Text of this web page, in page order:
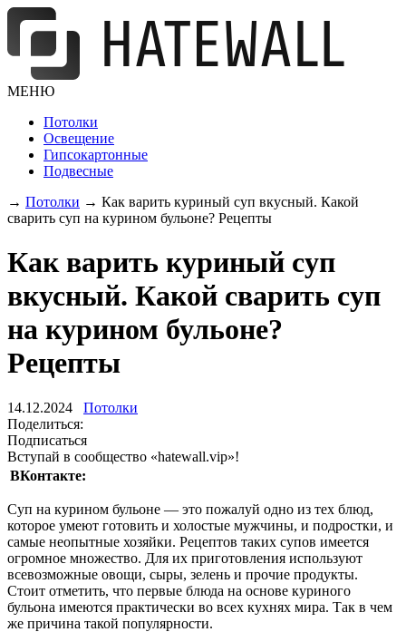
МЕНЮ
Потолки
Освещение
Гипсокартонные
Подвесные
→ Потолки → Как варить куриный суп вкусный. Какой
сварить суп на курином бульоне? Рецепты
Как варить куриный суп
вкусный. Какой сварить суп
на курином бульоне?
Рецепты
14.12.2024 Потолки
Поделиться:
Подписаться
Вступай в сообщество «hatewall.vip»!
ВКонтакте:
Суп на курином бульоне — это пожалуй одно из тех блюд,
которое умеют готовить и холостые мужчины, и подростки, и
самые неопытные хозяйки. Рецептов таких супов имеется
огромное множество. Для их приготовления используют
всевозможные овощи, сыры, зелень и прочие продукты.
Стоит отметить, что первые блюда на основе куриного
бульона имеются практически во всех кухнях мира. Так в чем
же причина такой популярности.